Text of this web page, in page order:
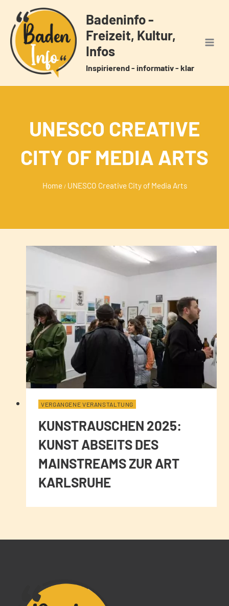
Inhalt
springen
Badeninfo -
Freizeit, Kultur,
Infos
Inspirierend - informativ - klar
UNESCO CREATIVE
CITY OF MEDIA ARTS
Home / UNESCO Creative City of Media Arts
VERGANGENE VERANSTALTUNG
KUNSTRAUSCHEN 2025:
KUNST ABSEITS DES
MAINSTREAMS ZUR ART
KARLSRUHE